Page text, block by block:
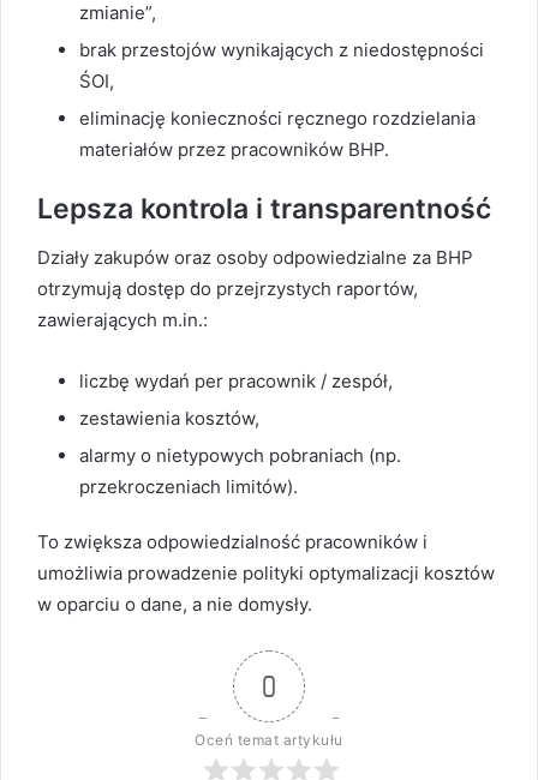
zmianie”,
brak przestojów wynikających z niedostępności
ŚOI,
eliminację konieczności ręcznego rozdzielania
materiałów przez pracowników BHP.
Lepsza kontrola i transparentność
Działy zakupów oraz osoby odpowiedzialne za BHP
otrzymują dostęp do przejrzystych raportów,
zawierających m.in.:
liczbę wydań per pracownik / zespół,
zestawienia kosztów,
alarmy o nietypowych pobraniach (np.
przekroczeniach limitów).
To zwiększa odpowiedzialność pracowników i
umożliwia prowadzenie polityki optymalizacji kosztów
w oparciu o dane, a nie domysły.
0
Oceń temat artykułu